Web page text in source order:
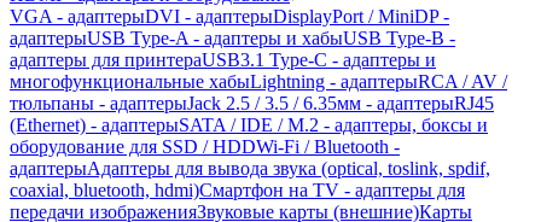
VGA - адаптерыDVI - адаптерыDisplayPort / MiniDP -
адаптерыUSB Type-A - адаптеры и хабыUSB Type-B -
адаптеры для принтераUSB3.1 Type-C - адаптеры и
многофункциональные хабыLightning - адаптерыRCA / AV /
тюльпаны - адаптерыJack 2.5 / 3.5 / 6.35мм - адаптерыRJ45
(Ethernet) - адаптерыSATA / IDE / M.2 - адаптеры, боксы и
оборудование для SSD / HDDWi-Fi / Bluetooth -
адаптерыАдаптеры для вывода звука (optical, toslink, spdif,
coaxial, bluetooth, hdmi)Смартфон на TV - адаптеры для
передачи изображенияЗвуковые карты (внешние)Карты